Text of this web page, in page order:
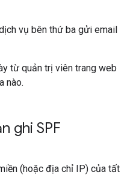
vụ bên thứ ba gửi email
từ quản trị viên trang web
nào.
ghi SPF
(hoặc địa chỉ IP) của tất